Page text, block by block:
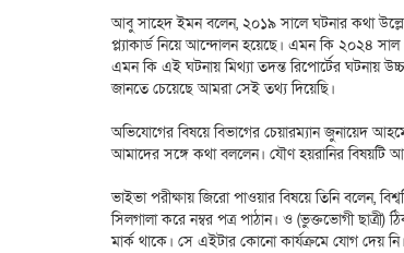
আবু সাহেদ ইমন বলেন, ২০১৯ সালে ঘটনার কথা
প্ল্যাকার্ড নিয়ে আন্দোলন হয়েছে। এমন কি ২০২৪ সাল
এমন কি এই ঘটনায় মিথ্যা তদন্ত রিপোর্টের ঘটনায়
জানতে চেয়েছে আমরা সেই তথ্য দিয়েছি।
অভিযোগের বিষয়ে বিভাগের চেয়ারম্যান জুনায়েদ
আমাদের সঙ্গে কথা বললেন। যৌণ হয়রানির বিষয়টি
ভাইভা পরীক্ষায় জিরো পাওয়ার বিষয়ে তিনি বলেন,
সিলগালা করে নম্বর পত্র পাঠান। ও (ভুক্তভোগী
মার্ক থাকে। সে এইটার কোনো কার্যক্রমে যোগ দেয় নি।